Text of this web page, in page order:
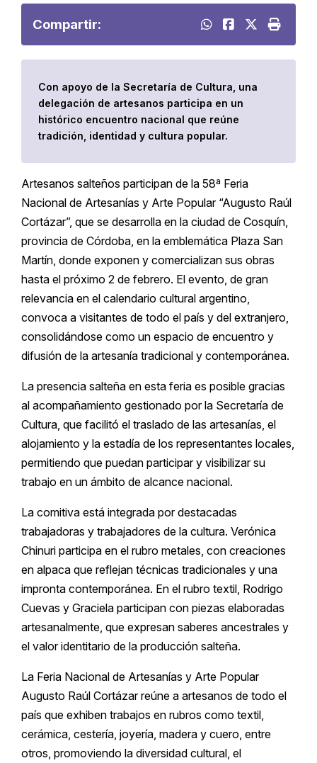
Compartir:
Con apoyo de la Secretaría de Cultura, una
delegación de artesanos participa en un
histórico encuentro nacional que reúne
tradición, identidad y cultura popular.
Artesanos salteños participan de la 58ª Feria
Nacional de Artesanías y Arte Popular “Augusto Raúl
Cortázar”, que se desarrolla en la ciudad de Cosquín,
provincia de Córdoba, en la emblemática Plaza San
Martín, donde exponen y comercializan sus obras
hasta el próximo 2 de febrero. El evento, de gran
relevancia en el calendario cultural argentino,
convoca a visitantes de todo el país y del extranjero,
consolidándose como un espacio de encuentro y
difusión de la artesanía tradicional y contemporánea.
La presencia salteña en esta feria es posible gracias
al acompañamiento gestionado por la Secretaría de
Cultura, que facilitó el traslado de las artesanías, el
alojamiento y la estadía de los representantes locales,
permitiendo que puedan participar y visibilizar su
trabajo en un ámbito de alcance nacional.
La comitiva está integrada por destacadas
trabajadoras y trabajadores de la cultura. Verónica
Chinuri participa en el rubro metales, con creaciones
en alpaca que reflejan técnicas tradicionales y una
impronta contemporánea. En el rubro textil, Rodrigo
Cuevas y Graciela participan con piezas elaboradas
artesanalmente, que expresan saberes ancestrales y
el valor identitario de la producción salteña.
La Feria Nacional de Artesanías y Arte Popular
Augusto Raúl Cortázar reúne a artesanos de todo el
país que exhiben trabajos en rubros como textil,
cerámica, cestería, joyería, madera y cuero, entre
otros, promoviendo la diversidad cultural, el